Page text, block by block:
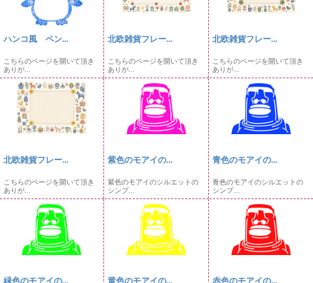
ハンコ風 ペン...
こちらのページを開いて頂き
ありが...
北欧雑貨フレー...
こちらのページを開いて頂き
ありが...
北欧雑貨フレー...
こちらのページを開いて頂き
ありが...
北欧雑貨フレー...
こちらのページを開いて頂き
ありが...
紫色のモアイの...
紫色のモアイのシルエットの
シンプ...
青色のモアイの...
青色のモアイのシルエットの
シンプ...
緑色のモアイの... 黄色のモアイの... 赤色のモアイの...